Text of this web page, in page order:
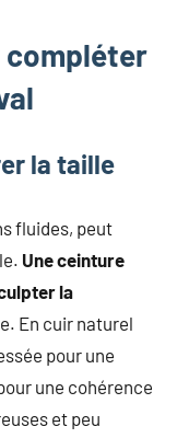
compléter
la taille
fluides, peut
Une ceinture
la
En cuir naturel
pour une
une cohérence
et peu